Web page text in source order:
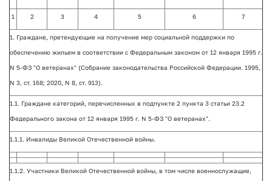
1 2 3 4 5 6 7
1. Граждане, претендующие на получение мер социальной поддержки по
обеспечению жильем в соответствии с Федеральным законом от 12 января 1995 г.
N 5-ФЗ "О ветеранах" (Собрание законодательства Российской Федерации. 1995,
N 3, ст. 168; 2020, N 8, ст. 913).
1.1. Граждане категорий, перечисленных в подпункте 2 пункта 3 статьи 23.2
Федерального закона от 12 января 1995 г. N 5-ФЗ "О ветеранах".
1.1.1. Инвалиды Великой Отечественной войны.
1.1.2. Участники Великой Отечественной войны, в том числе военнослужащие,